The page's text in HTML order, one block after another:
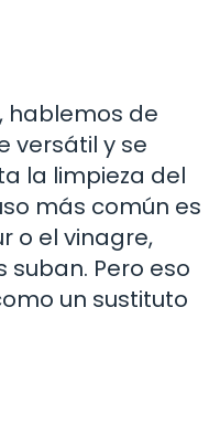
hablemos de
versátil y se
la limpieza del
más común es
o el vinagre,
Pero eso
un sustituto